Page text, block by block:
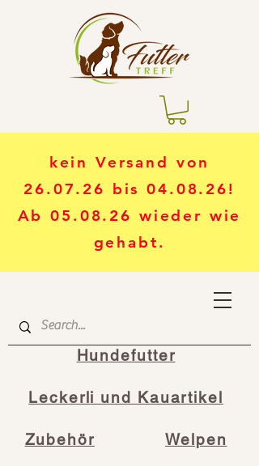
Hundefutter
Leckerli und Kauartikel
Zubehör Welpen
kein Versand von
26.07.26 bis 04.08.26!
Ab 05.08.26 wieder wie
gehabt.